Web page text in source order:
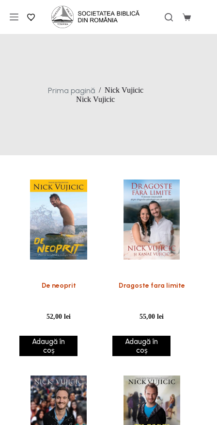
conținut
Coș
Prima pagină / Nick Vujicic
Nick Vujicic
De neoprit
52,00lei
Adaugă în
coș
Dragoste fara limite
55,00lei
Adaugă în
coș